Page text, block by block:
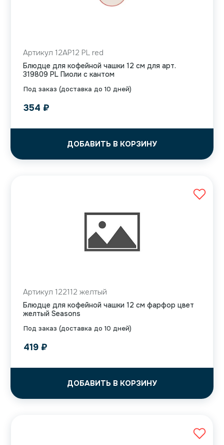
Под заказ (доставка до 10 дней)
Артикул 12AP12 PL red
Блюдце для кофейной чашки 12 см для арт.
319809 PL Пиоли с кантом
354 ₽
ДОБАВИТЬ В КОРЗИНУ
Под заказ (доставка до 10 дней)
Артикул 122112 желтый
Блюдце для кофейной чашки 12 см фарфор цвет
желтый Seasons
419 ₽
ДОБАВИТЬ В КОРЗИНУ